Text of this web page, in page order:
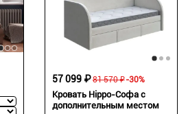
Кровать Hippo-Софа с
дополнительным местом
81 570 ₽
57 099 ₽ -30%